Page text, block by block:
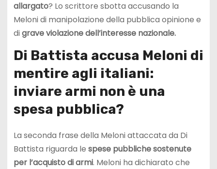
allargato? Lo scrittore sbotta accusando la
Meloni di manipolazione della pubblica opinione e
digrave violazione dell’interesse nazionale.
Di Battista accusa Meloni di
mentire agli italiani:
inviare armi non è una
spesa pubblica?
La seconda frase della Meloni attaccata da Di
Battista riguarda le spese pubbliche sostenute
per l’acquisto di armi. Meloni ha dichiarato che